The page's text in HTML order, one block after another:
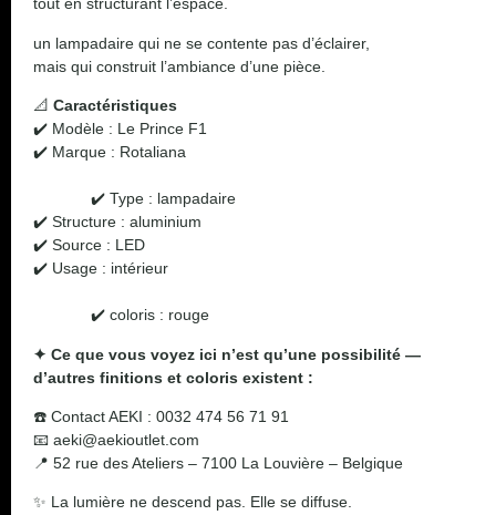
tout en structurant l’espace.
un lampadaire qui ne se contente pas d’éclairer,
mais qui construit l’ambiance d’une pièce.
📐 Caractéristiques
✔️ Modèle : Le Prince F1
✔️ Marque : Rotaliana
✔️ Type : lampadaire
✔️ Structure : aluminium
✔️ Source : LED
✔️ Usage : intérieur
✔️ coloris : rouge
✦ Ce que vous voyez ici n’est qu’une possibilité —
d’autres finitions et coloris existent :
☎️ Contact AEKI : 0032 474 56 71 91
📧 aeki@aekioutlet.com
📍 52 rue des Ateliers – 7100 La Louvière – Belgique
✨ La lumière ne descend pas. Elle se diffuse.